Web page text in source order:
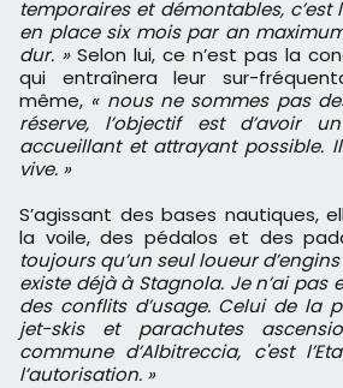
temporaires et démontables, c’est
en place six mois par an
dur. »Selon lui, ce n’est pas la
qui entraînera leur sur-
même, « nous ne sommes pas
réserve, l’objectif est d’avoir
accueillant et attrayant possible.
vive. »
S’agissant des bases nautiques,
la voile, des pédalos et des
toujours qu’un seul loueur
existe déjà à Stagnola. Je n’ai pas
des conflits d’usage. Celui de la
jet-skis et parachutes
commune d’Albitreccia, c'est
l’autorisation. »